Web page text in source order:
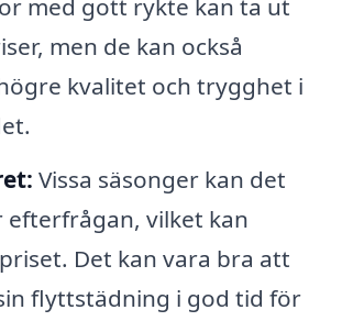
men de kan också
kvalitet och trygghet i
Vissa säsonger kan det
efterfrågan, vilket kan
Det kan vara bra att
flyttstädning i god tid för